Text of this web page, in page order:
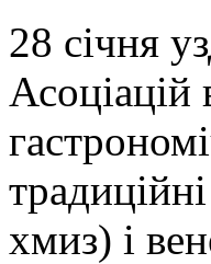
28 січня
Асоціацій
хмиз) і